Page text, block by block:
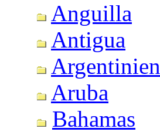
Anguilla
Antigua
Argentinien
Aruba
Bahamas